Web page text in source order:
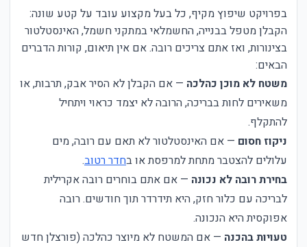
בפרויקט שיפוץ מקיף, כל בעל מקצוע עובד על קטע שונה:
הקבלן מטפל בבנייה, החשמלאי במתקני חשמל, האינסטלטור
בצינורות, ואז אתם צריכים רובה. אם אין תיאום, קורות הדברים
הבאים:
משטח לא מוכן כהלכה — אם הקבלן לא הסיר אבק, תרבות, או
משאירים לחות בבריכה, הרובה לא יצמד כראוי ויתחיל
להתקלף.
ניקוז חסום — אם האינסטלטור לא תאם עם רובה, מים
עלולים להצטבר מתחת למרפסת או בחדר רטוב.
בחירת רובה לא נכונה — אם אתם בוחרים רובה אקרילית
לבריכה עם כלור חזק, היא תידרדר תוך חודשים. רובה
אפוקסית היא הנכונה.
טעויות בהכנה — אם המשטח לא מיוצר כהלכה (פורצלן חדש